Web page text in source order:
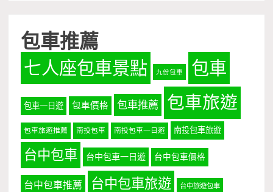
包車推薦
七人座包車景點 九份包車 包車
包車一日遊 包車價格 包車推薦 包車旅遊
包車旅遊推薦 南投包車 南投包車一日遊 南投包車旅遊
台中包車 台中包車一日遊 台中包車價格
台中包車推薦 台中包車旅遊 台中旅遊包車